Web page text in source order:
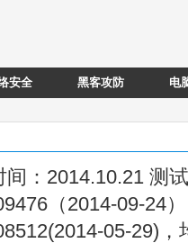
安全 黑客攻防 电
间：2014.10.21 测
（2014-09-24
05-29)